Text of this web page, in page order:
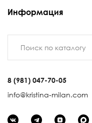
Информация
8 (981) 047-70-05
info@kristina-milan.com